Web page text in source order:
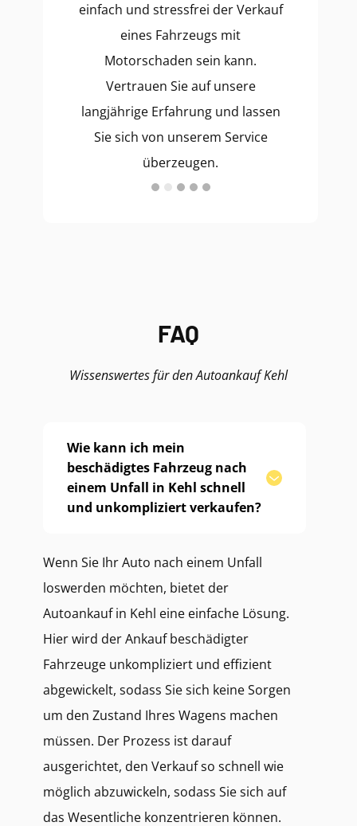
einfach und stressfrei der Verkauf
eines Fahrzeugs mit
Motorschaden sein kann.
Vertrauen Sie auf unsere
langjährige Erfahrung und lassen
Sie sich von unserem Service
überzeugen.
FAQ
Wissenswertes für den Autoankauf Kehl
Wie kann ich mein
beschädigtes Fahrzeug nach
einem Unfall in Kehl schnell
und unkompliziert verkaufen?
Wenn Sie Ihr Auto nach einem Unfall
loswerden möchten, bietet der
Autoankauf in Kehl eine einfache Lösung.
Hier wird der Ankauf beschädigter
Fahrzeuge unkompliziert und effizient
abgewickelt, sodass Sie sich keine Sorgen
um den Zustand Ihres Wagens machen
müssen. Der Prozess ist darauf
ausgerichtet, den Verkauf so schnell wie
möglich abzuwickeln, sodass Sie sich auf
das Wesentliche konzentrieren können.